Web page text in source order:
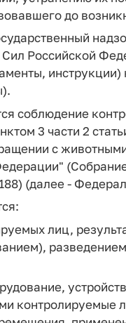
до
Российской
инструкции)
соблюдение
3 части 2
с
(далее -
лиц,
контролируемые